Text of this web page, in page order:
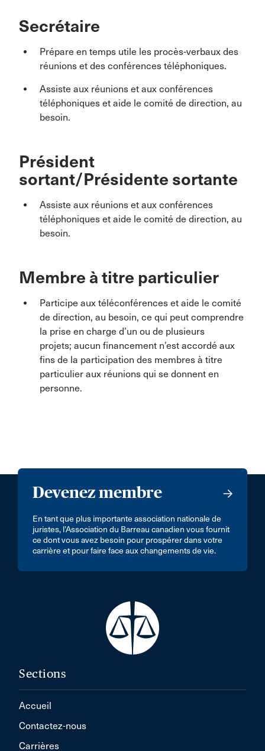
Secrétaire
Prépare en temps utile les procès-verbaux des
réunions et des conférences téléphoniques.
Assiste aux réunions et aux conférences
téléphoniques et aide le comité de direction, au
besoin.
Président
sortant/Présidente sortante
Assiste aux réunions et aux conférences
téléphoniques et aide le comité de direction, au
besoin.
Membre à titre particulier
Participe aux téléconférences et aide le comité
de direction, au besoin, ce qui peut comprendre
la prise en charge d’un ou de plusieurs
projets; aucun financement n’est accordé aux
fins de la participation des membres à titre
particulier aux réunions qui se donnent en
personne.
Devenez membre
En tant que plus importante association nationale de
juristes, l’Association du Barreau canadien vous fournit
ce dont vous avez besoin pour prospérer dans votre
carrière et pour faire face aux changements de vie.
Sections
Accueil
Contactez-nous
Carrières